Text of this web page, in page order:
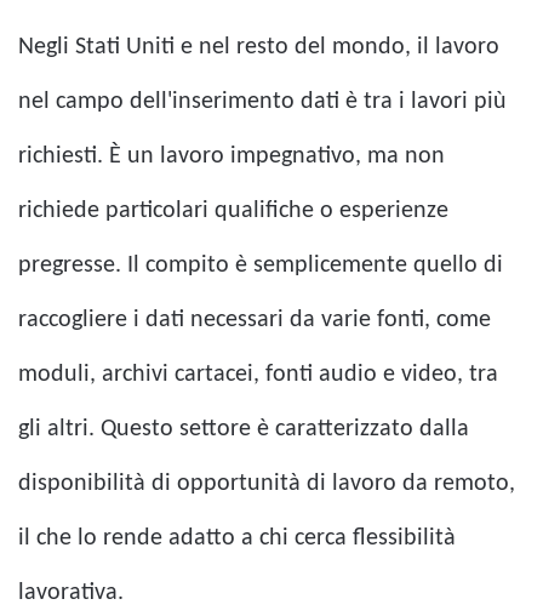
Negli Stati Uniti e nel resto del mondo, il lavoro
nel campo dell'inserimento dati è tra i lavori più
richiesti. È un lavoro impegnativo, ma non
richiede particolari qualifiche o esperienze
pregresse. Il compito è semplicemente quello di
raccogliere i dati necessari da varie fonti, come
moduli, archivi cartacei, fonti audio e video, tra
gli altri. Questo settore è caratterizzato dalla
disponibilità di opportunità di lavoro da remoto,
il che lo rende adatto a chi cerca flessibilità
lavorativa.